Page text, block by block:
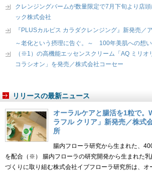
クレンジングバームが数量限定で7月下旬より店
ック株式会社
『PLUSカルピス カラダクレンジング』新発売／
～老化という摂理に告ぐ。～ 100年美肌への想
（※1）の高機能エッセンスクリーム「AQ ミリ
コラシオン」を発売／株式会社コーセー
リリースの最新ニュース
オーラルケアと腸活を1粒で。
ラフル クリア」新発売／株式
所
腸内フローラ研究から生まれた、
を配合（※） 腸内フローラの研究開発から生まれた
づくりに取り組む株式会社イブフローラ研究所は、オ